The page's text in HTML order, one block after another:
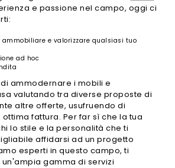
e passione nel campo, oggi ci
ammobiliare e valorizzare qualsiasi tuo
ad hoc
ammodernare i mobili e
valutando tra diverse proposte di
altre offerte, usufruendo di
fattura. Per far sì che la tua
lo stile e la personalità che ti
affidarsi ad un progetto
esperti in questo campo, ti
gamma di servizi